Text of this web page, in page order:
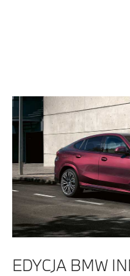
EDYCJA BMW